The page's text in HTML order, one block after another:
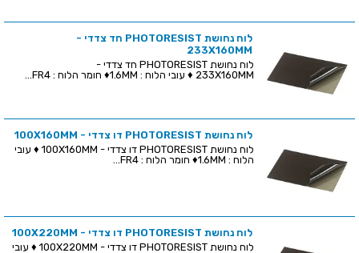
לוח נחושת PHOTORESIST חד צדדי -
233X160MM
לוח נחושת PHOTORESIST חד צדדי -
233X160MM ♦ עובי הלוח : 1.6MM♦ חומר הלוח : FR4...
לוח נחושת PHOTORESIST דו צדדי - 100X160MM
לוח נחושת PHOTORESIST דו צדדי - 100X160MM ♦ עובי
הלוח : 1.6MM♦ חומר הלוח : FR4...
לוח נחושת PHOTORESIST דו צדדי - 100X220MM
לוח נחושת PHOTORESIST דו צדדי - 100X220MM ♦ עובי